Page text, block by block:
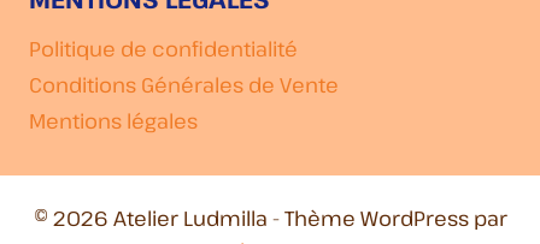
Politique de confidentialité
Conditions Générales de Vente
Mentions légales
© 2026 Atelier Ludmilla - Thème WordPress par